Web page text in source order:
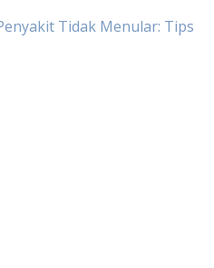
Tidak Menular: Tips